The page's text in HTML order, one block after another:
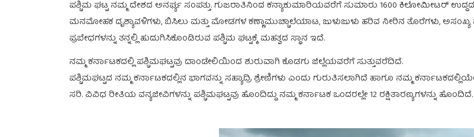
ಪಶ್ಚಿಮ ಘಟ್ಟ ನಮ್ಮ ದೇಶದ ಅನರ್ಘ್ಯ ಸಂಪತ್ತು. ಗುಜರಾತಿನಿಂದ ಕನ್ಯಾಕುಮಾರಿಯವರೆಗೆ ಸುಮಾರು 1600 ಕಿಲೋಮೀಟರ್ ಉದ್ದದ
ಮನಮೋಹಕ ದೃಶ್ಯಾವಳಿಗಳು, ಬಿಸಿಲು ಮತ್ತು ಮೋಡಗಳ ಕಣ್ಣಾಮುಚ್ಚಾಲೆಯಾಟ, ಜುಳುಜುಳು ಹರಿವ ನೀರಿನ ತೊರೆಗಳು, ಅಸಂಖ್ಯ
ಪ್ರಬೇಧಗಳನ್ನು ತನ್ನಲ್ಲಿ ಹುದುಗಿಸಿಕೊಂಡಿರುವ ಪಶ್ಚಿಮ ಘಟ್ಟಕ್ಕೆ ಮಹತ್ವದ ಸ್ಥಾನ ಇದೆ.
ನಮ್ಮ ಕರ್ನಾಟಕದಲ್ಲಿ ಪಶ್ಚಿಮಘಟ್ಟವು ದಾಂಡೇಲಿಯಿಂದ ಶುರುವಾಗಿ ಕೊಡಗು ಜಿಲ್ಲೆಯವರೆಗೆ ಸುತ್ತುವರೆದಿದೆ.
ಪಶ್ಚಿಮಘಟ್ಟದ ನಮ್ಮ ಕರ್ನಾಟಕದಲ್ಲಿನ ಭಾಗವನ್ನು ಸಹ್ಯಾದ್ರಿ ಶ್ರೇಣಿಗಳು ಎಂದು ಗುರುತಿಸಲಾಗಿದೆ ಹಾಗೂ ನಮ್ಮ
ಸರಿ. ವಿವಿಧ ರೀತಿಯ ವನ್ಯಜೀವಿಗಳನ್ನು ಪಶ್ಚಿಮಘಟ್ಟವು ಹೊಂದಿದ್ದು ನಮ್ಮ ಕರ್ನಾಟಕ ಒಂದರಲ್ಲೇ 12 ರಕ್ಷಿತಾರಣ್ಯಗಳನ್ನು